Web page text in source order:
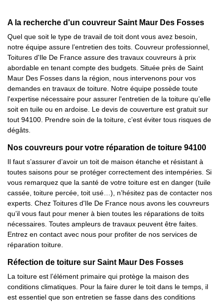
A la recherche d'un couvreur Saint Maur Des Fosses
Quel que soit le type de travail de toit dont vous avez besoin,
notre équipe assure l’entretien des toits. Couvreur professionnel,
Toitures d'Ile De France assure des travaux couvreurs à prix
abordable en tenant compte des budgets. Située près de Saint
Maur Des Fosses dans la région, nous intervenons pour vos
demandes en travaux de toiture. Notre équipe possède toute
l'expertise nécessaire pour assurer l'entretien de la toiture qu’elle
soit en tuile ou en ardoise. Le devis de couverture est gratuit sur
tout 94100. Prendre soin de la toiture, c’est éviter tous risques de
dégâts.
Nos couvreurs pour votre réparation de toiture 94100
Il faut s’assurer d’avoir un toit de maison étanche et résistant à
toutes saisons pour se protéger correctement des intempéries. Si
vous remarquez que la santé de votre toiture est en danger (tuile
cassée, toiture percée, toit usé…), n’hésitez pas de contacter nos
experts. Chez Toitures d'Ile De France nous avons les couvreurs
qu’il vous faut pour mener à bien toutes les réparations de toits
nécessaires. Toutes ampleurs de travaux peuvent être faites.
Entrez en contact avec nous pour profiter de nos services de
réparation toiture.
Réfection de toiture sur Saint Maur Des Fosses
La toiture est l’élément primaire qui protège la maison des
conditions climatiques. Pour la faire durer le toit dans le temps, il
est essentiel que son entretien se fasse dans des conditions